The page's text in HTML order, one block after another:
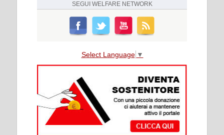
SEGUI WELFARE NETWORK
Select Language ▼